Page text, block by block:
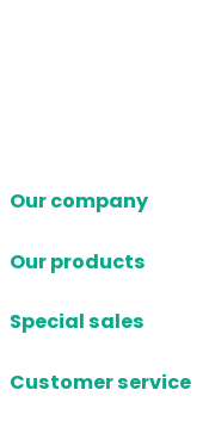
Our company
Our products
Special sales
Customer service